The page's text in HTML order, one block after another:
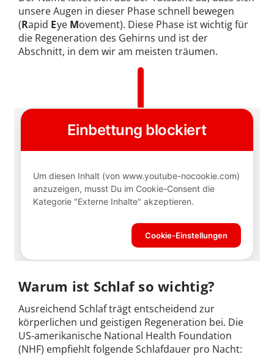
unsere Augen in dieser Phase schnell bewegen
(Rapid Eye Movement). Diese Phase ist wichtig für
die Regeneration des Gehirns und ist der
Abschnitt, in dem wir am meisten träumen.
Warum ist Schlaf so wichtig?
Ausreichend Schlaf trägt entscheidend zur
körperlichen und geistigen Regeneration bei. Die
US-amerikanische National Health Foundation
(NHF) empfiehlt folgende Schlafdauer pro Nacht: